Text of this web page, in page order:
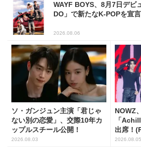
WAYF BOYS、8月7日デビ
DO」で新たなK-POPを宣言
2026.08.06
ソ・ガンジュン主演「君じゃ
ない別の恋愛」、交際10年カ
ップルスチール公開！
2026.08.03
NOWZ
「
出席！
2026.08.05